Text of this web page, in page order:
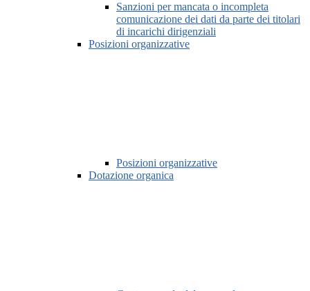
Sanzioni per mancata o incompleta
comunicazione dei dati da parte dei titolari
di incarichi dirigenziali
Posizioni organizzative
Posizioni organizzative
Dotazione organica